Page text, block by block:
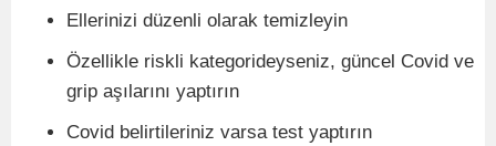
Ellerinizi düzenli olarak temizleyin
Özellikle riskli kategorideyseniz, güncel Covid ve
grip aşılarını yaptırın
Covid belirtileriniz varsa test yaptırın